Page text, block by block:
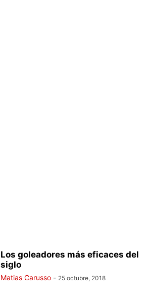
Los goleadores más eficaces del
siglo
Matias Carusso - 25 octubre, 2018